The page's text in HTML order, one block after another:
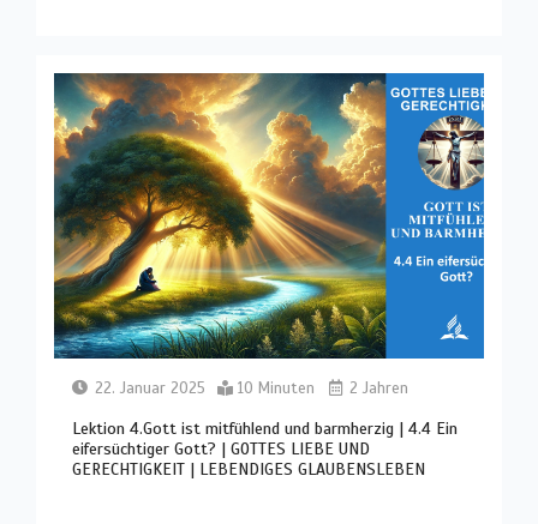
22. Januar 2025 10 Minuten 2 Jahren
Lektion 4.Gott ist mitfühlend und barmherzig | 4.4 Ein
eifersüchtiger Gott? | GOTTES LIEBE UND
GERECHTIGKEIT | LEBENDIGES GLAUBENSLEBEN